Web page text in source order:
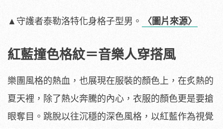
▲守護者泰勒洛特化身格子型男。 〈圖片來源〉
紅藍撞色格紋＝音樂人穿搭風
樂團風格的熱血，也展現在服裝的顏色上，在炙熱的
夏天裡，除了熱火奔騰的內心，衣服的顏色更是要搶
眼奪目。跳脫以往沉穩的深色風格，以紅藍作為視覺